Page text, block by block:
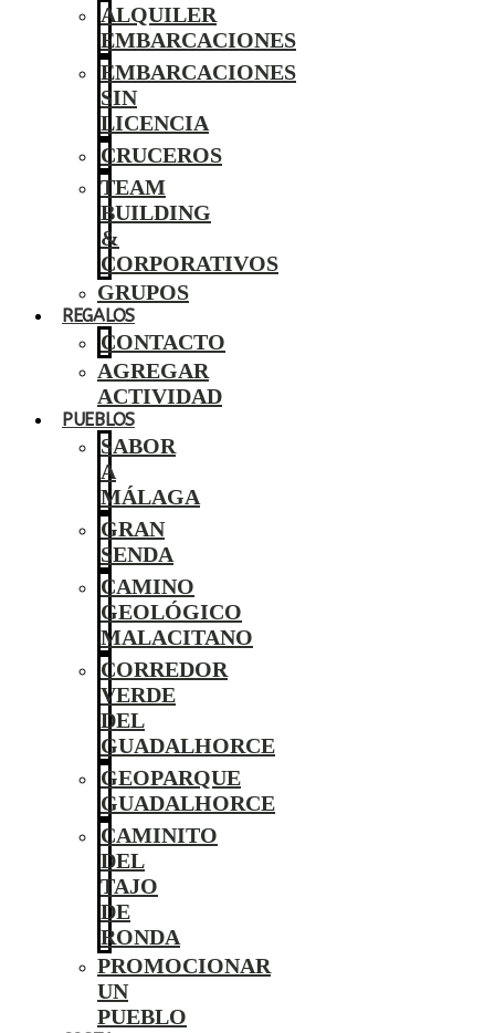
ALQUILER
EMBARCACIONES
EMBARCACIONES
SIN
LICENCIA
CRUCEROS
TEAM
BUILDING
&
CORPORATIVOS
GRUPOS
REGALOS
CONTACTO
AGREGAR
ACTIVIDAD
PUEBLOS
SABOR
A
MÁLAGA
GRAN
SENDA
CAMINO
GEOLÓGICO
MALACITANO
CORREDOR
VERDE
DEL
GUADALHORCE
GEOPARQUE
GUADALHORCE
CAMINITO
DEL
TAJO
DE
RONDA
PROMOCIONAR
UN
PUEBLO